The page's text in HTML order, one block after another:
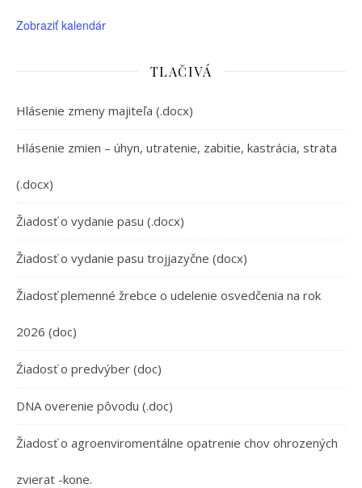
Zobraziť kalendár
TLAČIVÁ
Hlásenie zmeny majiteľa (.docx)
Hlásenie zmien – úhyn, utratenie, zabitie, kastrácia, strata
(.docx)
Žiadosť o vydanie pasu (.docx)
Žiadosť o vydanie pasu trojjazyčne (docx)
Žiadosť plemenné žrebce o udelenie osvedčenia na rok
2026 (doc)
Źiadosť o predvýber (doc)
DNA overenie pôvodu (.doc)
Žiadosť o agroenviromentálne opatrenie chov ohrozených
zvierat -kone.